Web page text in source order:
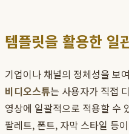
템플릿을 활용한 일
기업이나 채널의 정체성을 보
비디오스튜는 사용자가 직접
영상에 일괄적으로 적용할 수
팔레트, 폰트, 자막 스타일 등